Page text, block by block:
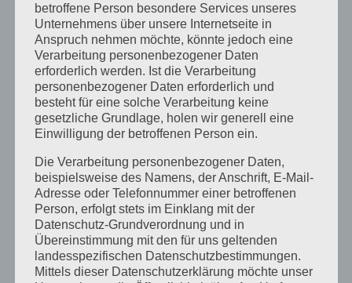
August 2024
April 2024
März 2024
Januar 2024
Dezember 2023
November 2023
Oktober 2023
September 2023
Juli 2023
Juni 2023
betroffene Person besondere Services unseres
Unternehmens über unsere Internetseite in
Anspruch nehmen möchte, könnte jedoch eine
Verarbeitung personenbezogener Daten
erforderlich werden. Ist die Verarbeitung
personenbezogener Daten erforderlich und
besteht für eine solche Verarbeitung keine
gesetzliche Grundlage, holen wir generell eine
Einwilligung der betroffenen Person ein.
Die Verarbeitung personenbezogener Daten,
beispielsweise des Namens, der Anschrift, E-Mail-
Adresse oder Telefonnummer einer betroffenen
Person, erfolgt stets im Einklang mit der
Datenschutz-Grundverordnung und in
Übereinstimmung mit den für uns geltenden
landesspezifischen Datenschutzbestimmungen.
Mittels dieser Datenschutzerklärung möchte unser